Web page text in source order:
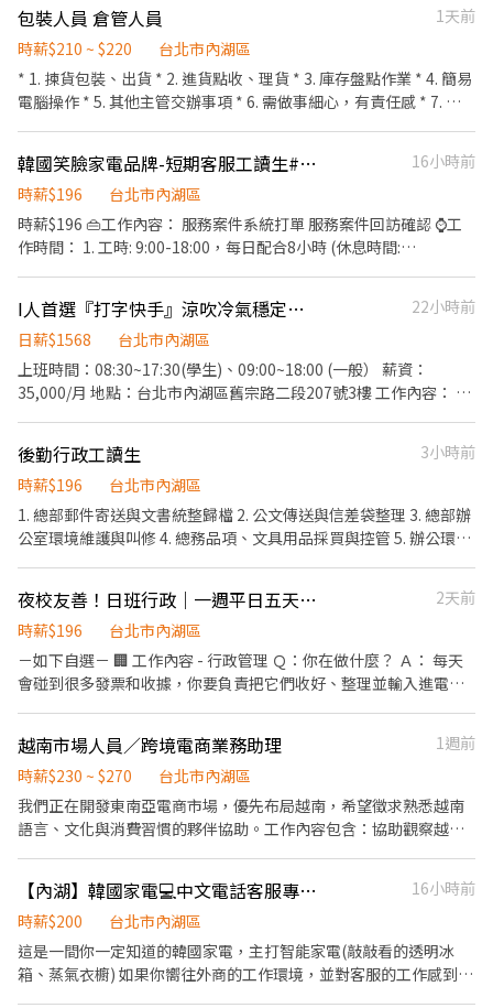
包裝人員 倉管人員
1天前
時薪$210 ~ $220
台北市內湖區
* 1. 揀貨包裝、出貨 * 2. 進貨點收、理貨 * 3. 庫存盤點作業 * 4. 簡易
電腦操作 * 5. 其他主管交辦事項 * 6. 需做事細心，有責任感 * 7. 環
韓國笑臉家電品牌-短期客服工讀生#196/hr#~10/30
16小時前
時薪$196
台北市內湖區
時薪$196 👜工作內容： 服務案件系統打單 服務案件回訪確認 ⌚工
作時間： 1. 工時: 9:00-18:00，每日配合8小時 (休息時間:
▼▼▼▼▼▼▼▼▼▼▼▼▼▼▼▼▼▼▼▼▼▼ (emoji)可以直接
加我喔 快速預約找工作｜☞瑞星管顧-Bella周小姐 來電預約專線：
02-66362428(分機214) +L:@311vredv 應徵請先投遞履歷並截圖私
I人首選『打字快手』涼吹冷氣穩定辦公日班 免證照進銀行職
22小時前
日薪$1568
台北市內湖區
上班時間：08:30~17:30(學生)、09:00~18:00 (一般） 薪資：
35,000/月 地點：台北市內湖區舊宗路二段207號3樓 工作內容： 1.
後勤行政工讀生
3小時前
時薪$196
台北市內湖區
1. 總部郵件寄送與文書統整歸檔 2. 公文傳送與信差袋整理 3. 總部辦
公室環境維護與叫修 4. 總務品項、文具用品採買與控管 5. 辦公環境
夜校友善！日班行政｜一週平日五天｜內湖光電大樓
2天前
時薪$196
台北市內湖區
－如下自選－ 🏢 工作內容 - 行政管理 Ｑ：你在做什麼？ Ａ： 每天
會碰到很多發票和收據，你要負責把它們收好、整理並輸入進電腦
備： 會基本的 Word、Excel 和收發 Email（Outlook）。 （這份工
作很需要有條理、能把資料整理得整整齊齊的人）。 －－－－－ 🏢
工作內容 - 通路策略規劃暨管理室 Ｑ：你在做什麼？ Ａ： 幫忙在外
奔波的工程師（例如牽網路線、光纖的人）處理辦公室的文書作
Word、Excel。
越南市場人員／跨境電商業務助理
1週前
時薪$230 ~ $270
台北市內湖區
我們正在開發東南亞電商市場，優先布局越南，希望徵求熟悉越南
語言、文化與消費習慣的夥伴協助。工作內容包含：協助觀察越南
聯繫，也可協助尋找越南當地供應商、或社群合作機會。 適合越南
在台學生、外籍配偶，或熟悉越南市場與貿易環境者。需會越南文
與中文，熟悉英文更佳。細心負責，對美妝、生活用品、汽車用品
或電商有興趣佳。 **要求：細心、主動、對國際貿易和電商有興
趣，能定期整理資料並回報。 樂享家官網
【內湖】韓國家電💻中文電話客服專員34-38K #外商福利#月獎金
16小時前
時薪$200
台北市內湖區
這是一間你一定知道的韓國家電，主打智能家電(敲敲看的透明冰
箱、蒸氣衣櫥) 如果你嚮往外商的工作環境，並對客服的工作感到興